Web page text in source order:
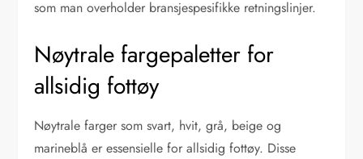
som man overholder bransjespesifikke retningslinjer.
Nøytrale fargepaletter for
allsidig fottøy
Nøytrale farger som svart, hvit, grå, beige og
marineblå er essensielle for allsidig fottøy. Disse